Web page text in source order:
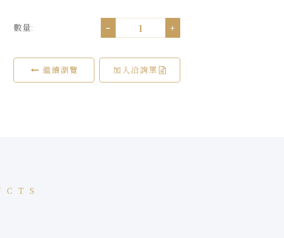
數量: - +
繼續瀏覽 加入洽詢單